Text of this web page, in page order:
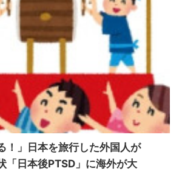
！」日本を旅行した外国人が
「日本後PTSD」に海外が大